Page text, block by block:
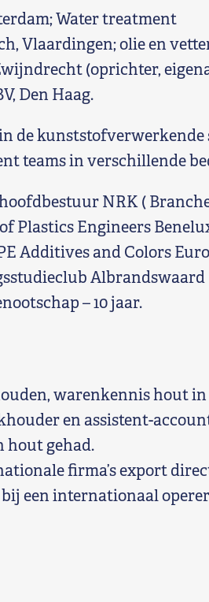
Water treatment
Vlaardingen; olie en
(oprichter,
Den Haag.
de
teams in verschillende
NRK (
Plastics Engineers
Additives and Colors
Albrandswaard
– 10 jaar.
warenkennis hout in
en assistent-
hout gehad.
firma’s export
een internationaal